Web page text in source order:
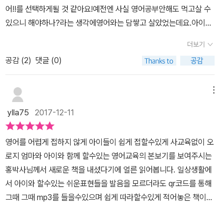
서 재미있게 느껴지거든요.Part 3, No means no! 단호하게 훈육해
야 할 필요가 있을 때, 쓰는 표현이죠~안 된다면 안 되는 거야. No,
을 잘 해야겠지요.Part 4, Today is library day! 오늘은 도서관 가
는 날!도서관에서 필요한 예절에 관한 표현들도 나와있네요.Everyo
ne talks quietly inside the library. 도서관에서는 모두 조용히 말
해.Don't run around! You're disturbing others. 뛰어다니지 마!
t? 몇 권까지 대출돼요?Three books are allowed for each per
son. 한 사람당 3권씩 허용돼.You can use the self-checkout
machine. 자동 대출기에서 하면 돼.부록으로 1. 엄마가 매일 가장 많
이 쓰는 365 엄마표 영어 구구단으로 30가지 표현들이 표로 정리되
어 있어요.책상 앞이나 식탁 옆에 딱! 붙이고 입에 붙게 연습하면 좋을
것 같아요.부록 2. 아이가 매일 가장 많이 쓰는 365 아이표 영어 구구
단부록 3. 매일매일 우리는 심쿵~ 오늘의 애정 영어 한마디부록 1,2
정도로 꼭 필요한걸로 가득차 있어요.엄마혼자 중얼 거리기가 부끄럽
다면아이에게도 답변을 알려 주세요.서로 주거니 받거니 하다보면 이
받는 일어나라밥먹어라,숙제해라,책읽어라 등등의 말들만 해도얼마
나 많은 대화가 오가는지..그것만 영어로 할수 있다면뭔가 유창해진
기분이 들지 않을까요? 이건 자주 화가 나있는 2호를 위한 상황이네
요~물론 화가 나있을때 영어로 물어보면 더 화내겠지만가끔 'How a
re you feeling?'이라고 물어보거든요.대부분은 'I'm happy'지만 가
끔 'angry!!'라고 할때도 있거든요.그러면 거기서 끝이였는데. 이제는
왜 화가났는지 어떻게 화를 풀어줄지를 영어로도 할수 있을거 같아
요.다른건 다 제치고 저걸 제일 먼저 공부해야 겠어요.저 처럼 영어에
관심을 보이는 아이들도 좋겠지만이제 옹알이 하는 아이들에게 부터
노출 시키면 더 효과가 좋을것 같아요.아이들은 언어에 노출된 시간
이 길수록더 익숙하게 받아들이니까요.한단어를 말로 나오기까지는
1000번 이상 들어야 한다는이론도 있잖아요.나에겐 책 한권을 공부
하게 되요.아이가 엄마 발음을 다 따라하는건 아니라고 해요^^;;;;이
책은 위와 같이, 상황에 맞는 대화가 있어요아이와 엄마가 주고 받는
대화에요.이 책의 큰 장점은, mp3를 다운받거나, QR코드를 찍어서
음원을 들을수 있다는 점 같아요저도 당장 이 책을 실천하고 싶어요
어!!를 선택하게될 것 같아요!예전엔 사실 영어공부안해도 먹고살 수
있으니 해야하나?라는 생각에영어와는 담쌓고 살았었는데요.아이를
뀌게 되네요첫째가 세살되면서부터 어린이집에서 배워오는 영어가
신기한지.호기심 가득한 눈으로엄마 냉장고가 영어로 뭐야? 커텐은
영어로 모야? 화분은 영어로 모야? 등등등온 집안에 있는 모든 물건
을 다 영어로 물어보는데....당황했던 적이 한두번이 아니였어요.어렸
을땐 모르는거 있음 뭐지? 같이 찾아볼까? 하고 단어 정도야 찾아서
알려줄 수 있었는데.다섯살 어린이가 되니 저보고 영어로 말해달래
요.이젠 단어가 아닌 문장을 요구하는 아이.. 무섭습니다 ㅜㅜ매번 엄
마 영어 잘못해 라고 넘어가지 않고 멋지게 영어로 말할 수 있을때까
지 공부를 해야겠단 생각을 했어요.그러던 중 접하게된 세상에서 제
일 쉬운 엄마표 생활영어!원래 영어는 문법부터 공부하잖아요.숙어도
알아야하고... 뭔가 외워야할게 정말 많아던 기억이예요.기억하기도
싫은 학창시절 영어시간..ㅜㅜㅜㅜㅜㅜ그런데, 세상에서 제일쉬운 엄
더보기
공감 (2) 댓글 (0)
ylla75 2017-12-11
영어를 어렵게 접하지 않게 아이들이 쉽게 접할수있게 사교육없이 오
로지 엄마와 아이와 함께 할수있는 영어교육의 본보기를 보여주시는
홍박사님께서 새로운 책을 내셨다기에 얼른 읽어봅니다. 일상생활에
서 아이와 할수있는 쉬운표현들을 발음을 모르더라도 qr코드를 통해
그때 그때 mp3를 들을수있으며 쉽게 따라할수있게 적어놓은 책이네